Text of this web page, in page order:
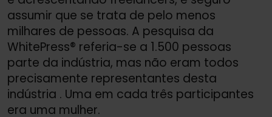
assumir que se trata de pelo menos
milhares de pessoas. A pesquisa da
WhitePress® referia-se a 1.500 pessoas
parte da indústria, mas não eram todos
precisamente representantes desta
indústria . Uma em cada três participantes
era uma mulher.